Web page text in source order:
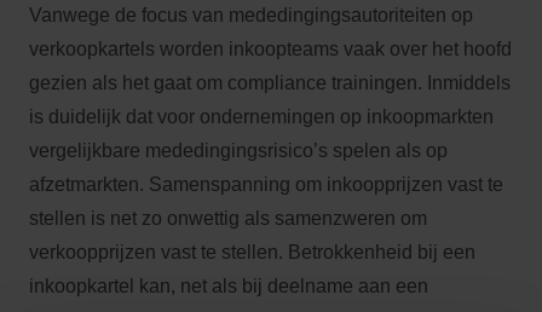
Vanwege de focus van mededingingsautoriteiten op
verkoopkartels worden inkoopteams vaak over het hoofd
gezien als het gaat om compliance trainingen. Inmiddels
is duidelijk dat voor ondernemingen op inkoopmarkten
vergelijkbare mededingingsrisico’s spelen als op
afzetmarkten. Samenspanning om inkoopprijzen vast te
stellen is net zo onwettig als samenzweren om
verkoopprijzen vast te stellen. Betrokkenheid bij een
inkoopkartel kan, net als bij deelname aan een